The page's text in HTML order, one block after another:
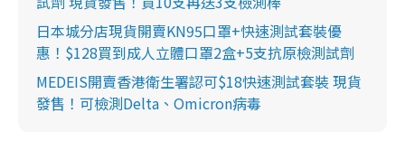
日本城分店現貨開賣KN95口罩+快速測試套裝優
惠！$128買到成人立體口罩2盒+5支抗原檢測試劑
MEDEIS開賣香港衛生署認可$18快速測試套裝 現貨
發售！可檢測Delta、Omicron病毒